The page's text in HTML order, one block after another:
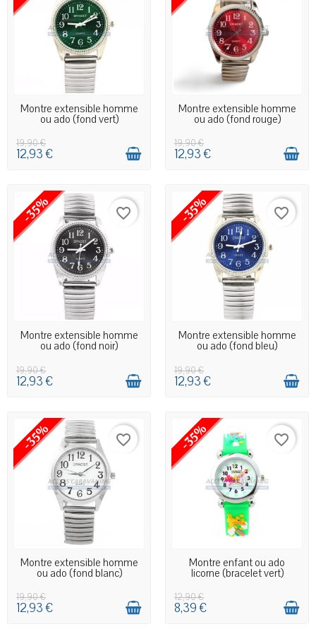
EN STOCK MAGASIN
Montre extensible homme
ou ado (fond vert)
19,90 €
12,93 €
EN STOCK MAGASIN
Montre extensible homme
ou ado (fond rouge)
19,90 €
12,93 €
-35%
EN STOCK MAGASIN
favorite_border
Montre extensible homme
ou ado (fond noir)
19,90 €
12,93 €
-35%
EN STOCK MAGASIN
favorite_border
Montre extensible homme
ou ado (fond bleu)
19,90 €
12,93 €
-35%
EN STOCK MAGASIN
favorite_border
Montre extensible homme
ou ado (fond blanc)
19,90 €
12,93 €
-35%
EN STOCK MAGASIN
favorite_border
Montre enfant ou ado
licorne (bracelet vert)
12,90 €
8,39 €